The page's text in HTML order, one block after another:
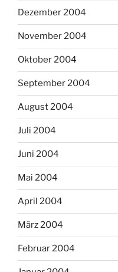
Dezember 2004
November 2004
Oktober 2004
September 2004
August 2004
Juli 2004
Juni 2004
Mai 2004
April 2004
März 2004
Februar 2004